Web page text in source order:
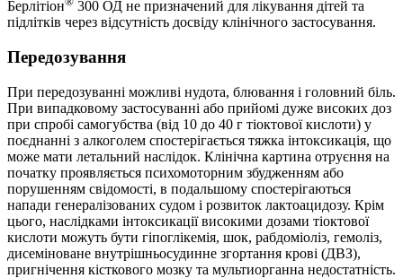
Берлітіон
300 ОД не призначений для лікування дітей та
підлітків через відсутність досвіду клінічного застосування.
Передозування
При передозуванні можливі нудота, блювання і головний біль.
При випадковому застосуванні або прийомі дуже високих доз
при спробі самогубства (від 10 до 40 г тіоктової кислоти) у
поєднанні з алкоголем спостерігається тяжка інтоксикація, що
може мати летальний наслідок. Клінічна картина отруєння на
початку проявляється психомоторним збудженням або
порушенням свідомості, в подальшому спостерігаються
напади генералізованих судом і розвиток лактоацидозу. Крім
цього, наслідками інтоксикації високими дозами тіоктової
кислоти можуть бути гіпоглікемія, шок, рабдоміоліз, гемоліз,
дисеміноване внутрішньосудинне згортання крові (ДВЗ),
пригнічення кісткового мозку та мультиорганна недостатність.